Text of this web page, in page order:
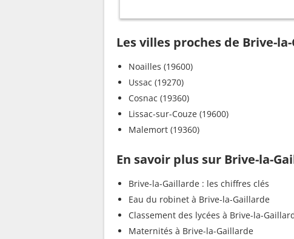
Les villes proches de Brive-
Noailles (19600)
Ussac (19270)
Cosnac (19360)
Lissac-sur-Couze (19600)
Malemort (19360)
En savoir plus sur Brive-la-
Brive-la-Gaillarde : les chiffres clés
Eau du robinet à Brive-la-Gaillarde
Classement des lycées à Brive-la-
Maternités à Brive-la-Gaillarde